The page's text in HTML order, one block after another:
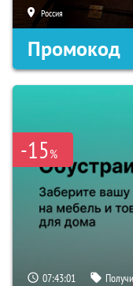
Россия
Промокод
-15%
07:43:00